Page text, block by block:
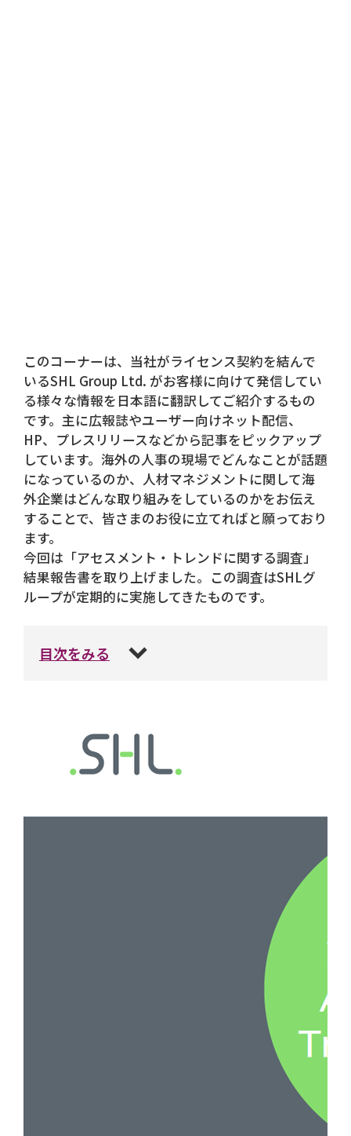
このコーナーは、当社がライセンス契約を結んで
いるSHL Group Ltd. がお客様に向けて発信してい
る様々な情報を日本語に翻訳してご紹介するもの
です。主に広報誌やユーザー向けネット配信、
HP、プレスリリースなどから記事をピックアップ
しています。海外の人事の現場でどんなことが話題
になっているのか、人材マネジメントに関して海
外企業はどんな取り組みをしているのかをお伝え
することで、皆さまのお役に立てればと願っており
ます。
今回は「アセスメント・トレンドに関する調査」
結果報告書を取り上げました。この調査はSHLグ
ループが定期的に実施してきたものです。
目次をみる